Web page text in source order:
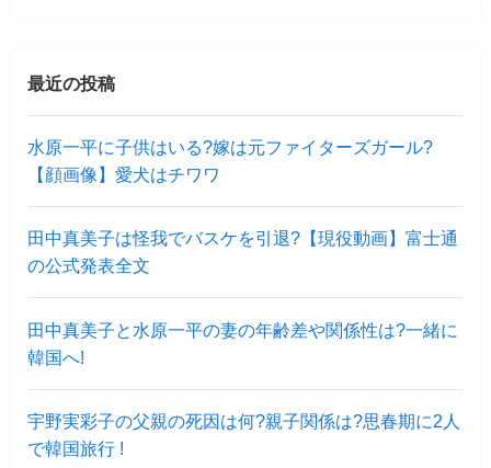
最近の投稿
水原一平に子供はいる?嫁は元ファイターズガール?
【顔画像】愛犬はチワワ
田中真美子は怪我でバスケを引退?【現役動画】富士通
の公式発表全文
田中真美子と水原一平の妻の年齢差や関係性は?一緒に
韓国へ!
宇野実彩子の父親の死因は何?親子関係は?思春期に2人
で韓国旅行 !